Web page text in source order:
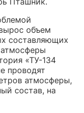
объем
составляющих
«ТУ-134
проводят
атмосферы,
состав, на